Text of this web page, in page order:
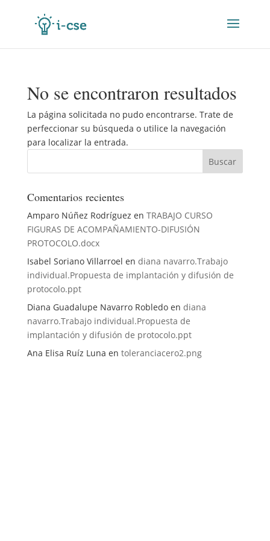
No se encontraron resultados
La página solicitada no pudo encontrarse. Trate de
perfeccionar su búsqueda o utilice la navegación
para localizar la entrada.
Comentarios recientes
Amparo Núñez Rodríguez en TRABAJO CURSO
FIGURAS DE ACOMPAÑAMIENTO-DIFUSIÓN
PROTOCOLO.docx
Isabel Soriano Villarroel en diana navarro.Trabajo
individual.Propuesta de implantación y difusión de
protocolo.ppt
Diana Guadalupe Navarro Robledoen diana
navarro.Trabajo individual.Propuesta de
implantación y difusión de protocolo.ppt
Ana Elisa Ruíz Luna en toleranciacero2.png